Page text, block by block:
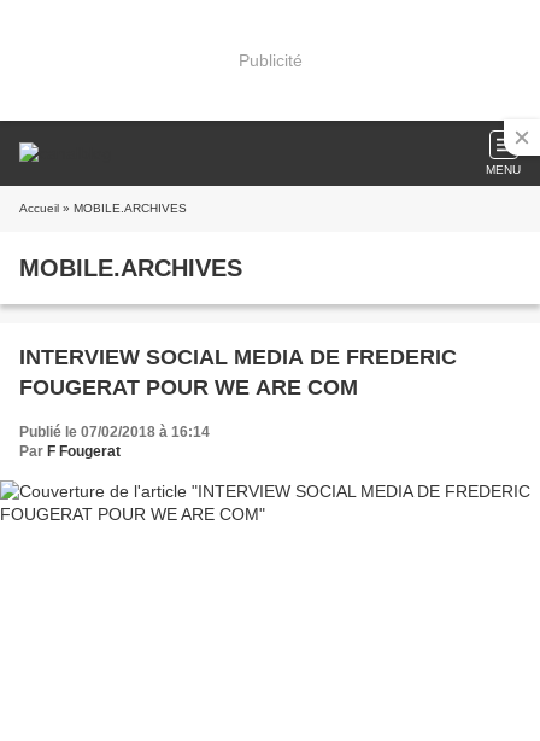
Publicité
MENU
Accueil » MOBILE.ARCHIVES
MOBILE.ARCHIVES
INTERVIEW SOCIAL MEDIA DE FREDERIC
FOUGERAT POUR WE ARE COM
Publié le 07/02/2018 à 16:14
Par F Fougerat